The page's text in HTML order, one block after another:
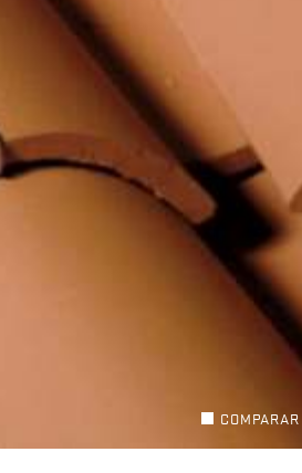
COMPARAR